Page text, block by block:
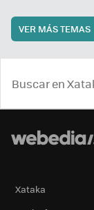
VER MÁS TEMAS
Xataka